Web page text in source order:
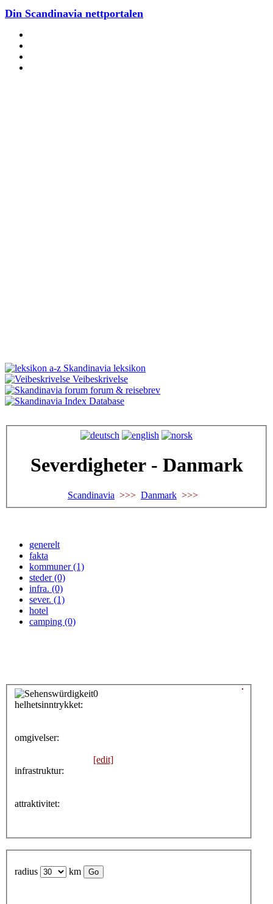
Din Scandinavia nettportalen
Skandinavia leksikon
Veibeskrivelse
forum & reisebrev
Database
Severdigheter - Danmark
Scandinavia >>> Danmark
generelt
fakta
kommuner (1)
steder (0)
infra. (0)
sever. (1)
hotel
camping (0)
helhetsinntrykket:
omgivelser:
infrastruktur:
attraktivitet:
0
[edit]
radius km